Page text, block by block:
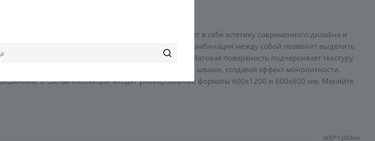
керамогранита Mural с дизайном под бетон сочетает в себе эстетику современного дизайна и
палитру для основы помещения или их комбинация между собой позволит выделить
скандинавский или современную классику. Матовая поверхность подчеркивает текстуру
плиток обеспечивает укладку с минимальными швами, создавая эффект монолитности.
В состав коллекции входят универсальные форматы 600x1200 и 600x600 мм. Меняйте
600*1200мм